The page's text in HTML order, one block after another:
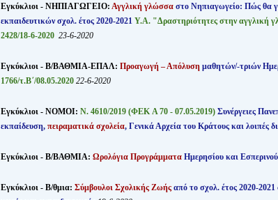
Εγκύκλιοι - ΝΗΠΙΑΓΩΓΕΙΟ: Αγγλική γλώσσαστο Νηπιαγωγείο: Πώς θα
εκπαιδευτικών σχολ. έτος 2020-2021 Υ.Α. "Δραστηριότητες στην αγγλική
2428/18-6-2020 23-6-2020
Εγκύκλιοι - Β/ΒΑΘΜΙΑ-ΕΠΑΛ: Προαγωγή – Απόλυσημαθητών/-τριών
1766/τ.Β΄/08.05.2020 22-6-2020
Εγκύκλιοι - ΝΟΜΟΙ: Ν. 4610/2019 (ΦΕΚ A 70 - 07.05.2019) Συνέργειες
εκπαίδευση, πειραματικά σχολεία, Γενικά Αρχεία του Κράτους και λοιπές
Εγκύκλιοι - Β/ΒΑΘΜΙΑ: Ωρολόγια Προγράμματα Ημερησίου και Εσπερινού
Εγκύκλιοι - Β/θμια: Σύμβουλοι Σχολικής Ζωήςαπό το σχολ. έτος 2020-2021